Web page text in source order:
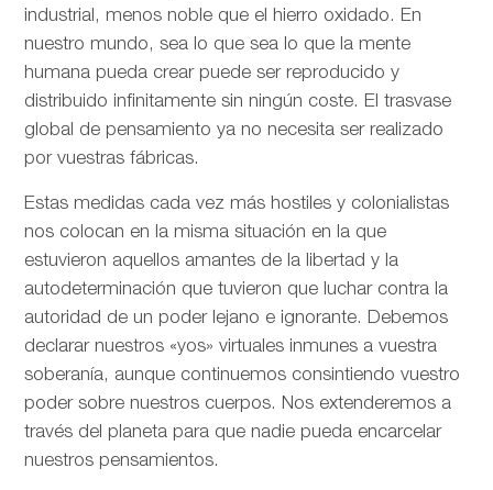
industrial, menos noble que el hierro oxidado. En
nuestro mundo, sea lo que sea lo que la mente
humana pueda crear puede ser reproducido y
distribuido infinitamente sin ningún coste. El trasvase
global de pensamiento ya no necesita ser realizado
por vuestras fábricas.
Estas medidas cada vez más hostiles y colonialistas
nos colocan en la misma situación en la que
estuvieron aquellos amantes de la libertad y la
autodeterminación que tuvieron que luchar contra la
autoridad de un poder lejano e ignorante. Debemos
declarar nuestros «yos» virtuales inmunes a vuestra
soberanía, aunque continuemos consintiendo vuestro
poder sobre nuestros cuerpos. Nos extenderemos a
través del planeta para que nadie pueda encarcelar
nuestros pensamientos.